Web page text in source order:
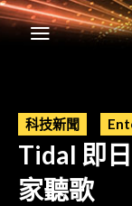
科技新聞
Tidal 即
家聽歌